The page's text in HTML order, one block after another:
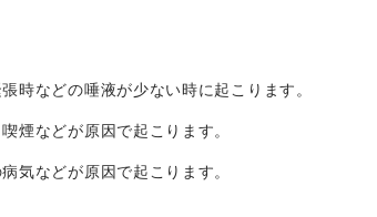
時などの唾液が少ない時に起こります。
煙などが原因で起こります。
気などが原因で起こります。